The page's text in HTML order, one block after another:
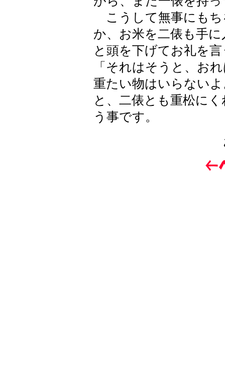
こうして無事にもち
か、お米を二俵も手
と頭を下げてお礼を
「それはそうと、お
重たい物はいらない
と、二俵とも重松に
う事です。